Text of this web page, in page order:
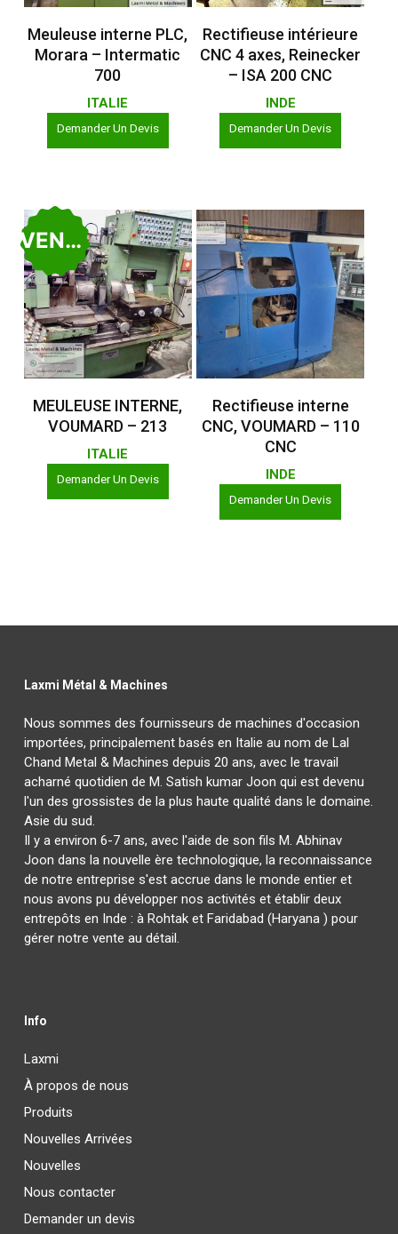
Lire La Suite
Meuleuse interne PLC,
Morara – Intermatic
700
ITALIE
Demander Un Devis
Lire La Suite
Rectifieuse intérieure
CNC 4 axes, Reinecker
– ISA 200 CNC
INDE
Demander Un Devis
VENDU
MEULEUSE INTERNE,
VOUMARD – 213
ITALIE
Demander Un Devis
Lire La Suite
Rectifieuse interne
CNC, VOUMARD – 110
CNC
INDE
Demander Un Devis
Laxmi Métal & Machines
Nous sommes des fournisseurs de machines d'occasion
importées, principalement basés en Italie au nom de Lal
Chand Metal & Machines depuis 20 ans, avec le travail
acharné quotidien de M. Satish kumar Joon qui est devenu
l'un des grossistes de la plus haute qualité dans le domaine.
Asie du sud.
Il y a environ 6-7 ans, avec l'aide de son fils M. Abhinav
Joon dans la nouvelle ère technologique, la reconnaissance
de notre entreprise s'est accrue dans le monde entier et
nous avons pu développer nos activités et établir deux
entrepôts en Inde : à Rohtak et Faridabad (Haryana ) pour
gérer notre vente au détail.
Info
Laxmi
À propos de nous
Produits
Nouvelles Arrivées
Nouvelles
Nous contacter
Demander un devis